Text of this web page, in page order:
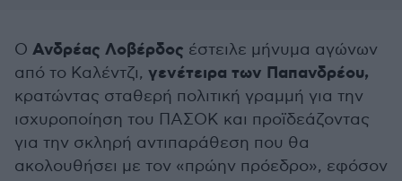
Ο Ανδρέας Λοβέρδος έστειλε μήνυμα αγώνων
από το Καλέντζι, γενέτειρα των Παπανδρέου,
κρατώντας σταθερή πολιτική γραμμή για την
ισχυροποίηση του ΠΑΣΟΚ και προϊδεάζοντας
για την σκληρή αντιπαράθεση που θα
ακολουθήσει με τον «πρώην πρόεδρο», εφόσον